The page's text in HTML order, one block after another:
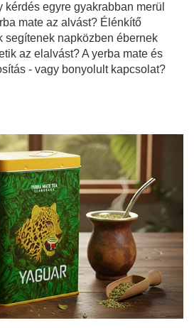
egyre gyakrabban merül
mate az alvást? Élénkítő
segítenek napközben ébernek
az elalvást? A yerba mate és
- vagy bonyolult kapcsolat?